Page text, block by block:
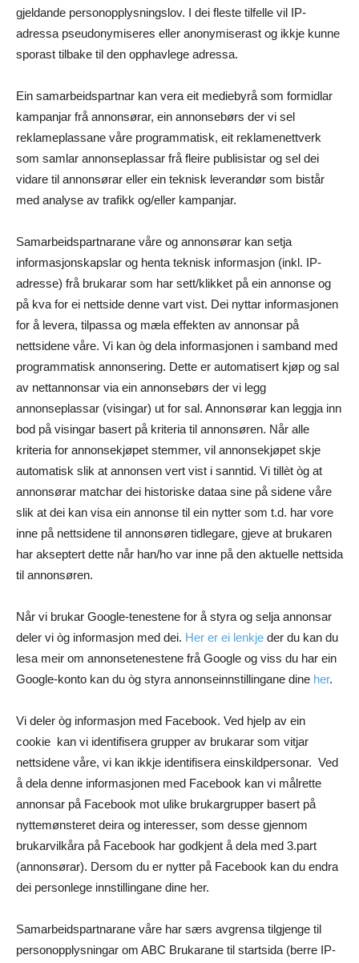
gjeldande personopplysningslov. I dei fleste tilfelle vil IP-
adressa pseudonymiseres eller anonymiserast og ikkje kunne
sporast tilbake til den opphavlege adressa.
Ein samarbeidspartnar kan vera eit mediebyrå som formidlar
kampanjar frå annonsørar, ein annonsebørs der vi sel
reklameplassane våre programmatisk, eit reklamenettverk
som samlar annonseplassar frå fleire publisistar og sel dei
vidare til annonsørar eller ein teknisk leverandør som bistår
med analyse av trafikk og/eller kampanjar.
Samarbeidspartnarane våre og annonsørar kan setja
informasjonskapslar og henta teknisk informasjon (inkl. IP-
adresse) frå brukarar som har sett/klikket på ein annonse og
på kva for ei nettside denne vart vist. Dei nyttar informasjonen
for å levera, tilpassa og mæla effekten av annonsar på
nettsidene våre. Vi kan òg dela informasjonen i samband med
programmatisk annonsering. Dette er automatisert kjøp og sal
av nettannonsar via ein annonsebørs der vi legg
annonseplassar (visingar) ut for sal. Annonsørar kan leggja inn
bod på visingar basert på kriteria til annonsøren. Når alle
kriteria for annonsekjøpet stemmer, vil annonsekjøpet skje
automatisk slik at annonsen vert vist i sanntid. Vi tillèt òg at
annonsørar matchar dei historiske dataa sine på sidene våre
slik at dei kan visa ein annonse til ein nytter som t.d. har vore
inne på nettsidene til annonsøren tidlegare, gjeve at brukaren
har akseptert dette når han/ho var inne på den aktuelle nettsida
til annonsøren.
Når vi brukar Google-tenestene for å styra og selja annonsar
deler vi òg informasjon med dei. Her er ei lenkje der du kan du
lesa meir om annonsetenestene frå Google og viss du har ein
Google-konto kan du òg styra annonseinnstillingane dine her.
Vi deler òg informasjon med Facebook. Ved hjelp av ein
cookie kan vi identifisera grupper av brukarar som vitjar
nettsidene våre, vi kan ikkje identifisera einskildpersonar. Ved
å dela denne informasjonen med Facebook kan vi målrette
annonsar på Facebook mot ulike brukargrupper basert på
nyttemønsteret deira og interesser, som desse gjennom
brukarvilkåra på Facebook har godkjent å dela med 3.part
(annonsørar). Dersom du er nytter på Facebook kan du endra
dei personlege innstillingane dine her.
Samarbeidspartnarane våre har særs avgrensa tilgjenge til
personopplysningar om ABC Brukarane til startsida (berre IP-